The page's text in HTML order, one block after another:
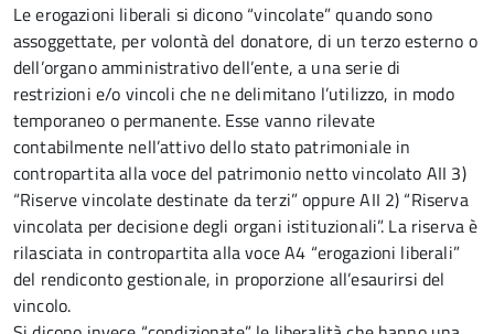
Le erogazioni liberali si dicono “vincolate” quando sono
assoggettate, per volontà del donatore, di un terzo esterno o
dell’organo amministrativo dell’ente, a una serie di
restrizioni e/o vincoli che ne delimitano l’utilizzo, in modo
temporaneo o permanente. Esse vanno rilevate
contabilmente nell’attivo dello stato patrimoniale in
contropartita alla voce del patrimonio netto vincolato AII 3)
“Riserve vincolate destinate da terzi” oppure AII 2) “Riserva
vincolata per decisione degli organi istituzionali”. La riserva è
rilasciata in contropartita alla voce A4 “erogazioni liberali”
del rendiconto gestionale, in proporzione all’esaurirsi del
vincolo.